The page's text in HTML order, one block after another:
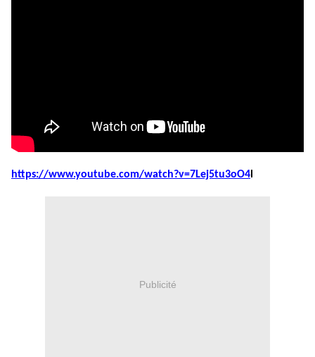
https://www.youtube.com/watch?v=7Lej5tu3oO4
Publicité